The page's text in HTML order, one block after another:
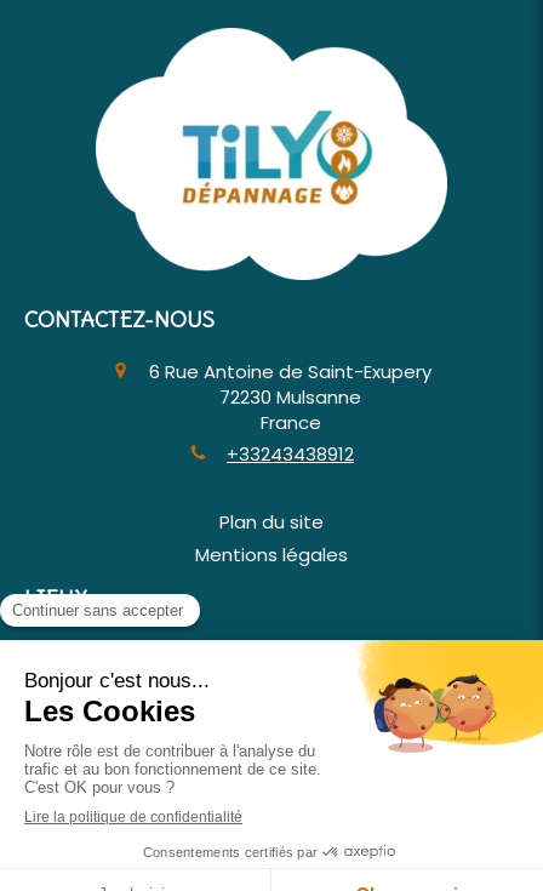
CONTACTEZ-NOUS
6 Rue Antoine de Saint-Exupery
72230 Mulsanne
France
+33243438912
Plan du site
Mentions légales
LIEUX
Ruaudin, Arnage, Sablé-sur-Sarthe, Écommoy,
Parigné-l'Évêque, Changé, Allonnes, Le Mans, Yvré-
l'Évêque, Coulaines, La Suze-sur-Sarthe, Savigné-
l'Évêque, Château-du-Loir
©2025 Tilyo Dépannage - Dépannage Entretien
Création et référencement du site par Simplébo